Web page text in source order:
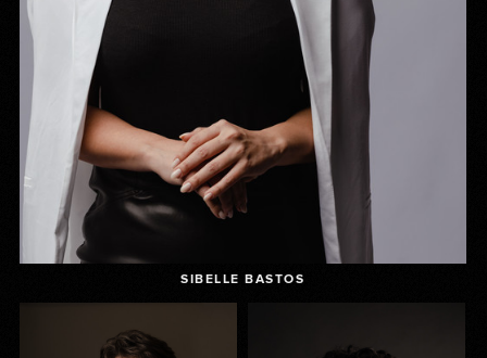
SIBELLE BASTOS